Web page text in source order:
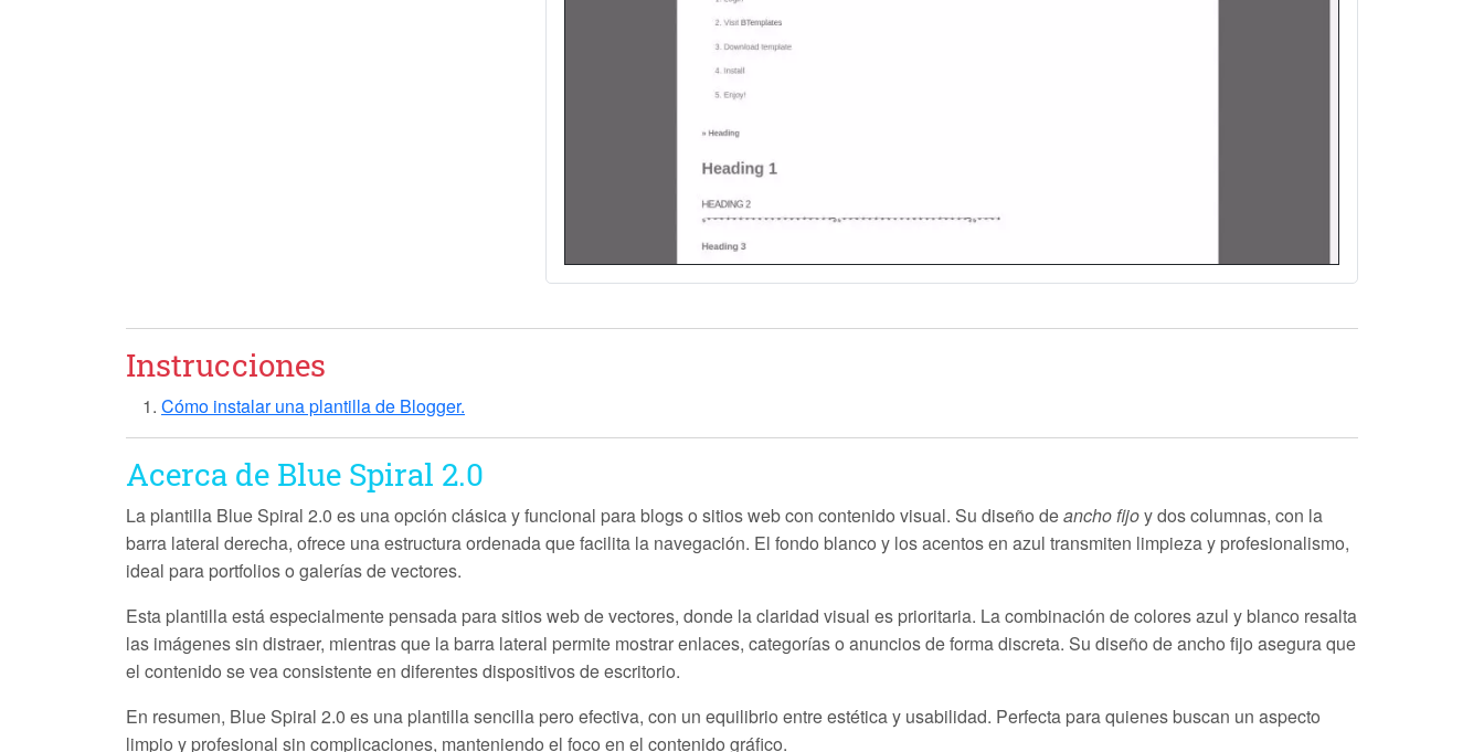
Instrucciones
Cómo instalar una plantilla de Blogger.
Acerca de Blue Spiral 2.0
La plantilla Blue Spiral 2.0 es una opción clásica y funcional para blogs o sitios web con contenido visual. Su diseño deancho fijoy dos columnas, con la
barra lateral derecha, ofrece una estructura ordenada que facilita la navegación. El fondo blanco y los acentos en azul transmiten limpieza y profesionalismo,
ideal para portfolios o galerías de vectores.
Esta plantilla está especialmente pensada para sitios web de vectores, donde la claridad visual es prioritaria. La combinación de colores azul y blanco resalta
las imágenes sin distraer, mientras que la barra lateral permite mostrar enlaces, categorías o anuncios de forma discreta. Su diseño de ancho fijo asegura que
el contenido se vea consistente en diferentes dispositivos de escritorio.
En resumen, Blue Spiral 2.0 es una plantilla sencilla pero efectiva, con un equilibrio entre estética y usabilidad. Perfecta para quienes buscan un aspecto
limpio y profesional sin complicaciones, manteniendo el foco en el contenido gráfico.